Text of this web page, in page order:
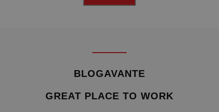
BLOGAVANTE
GREAT PLACE TO WORK